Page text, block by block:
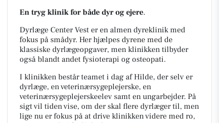
En tryg klinik for både dyr og ejere.
Dyrlæge Center Vest er en almen dyreklinik med
fokus på smådyr. Her hjælpes dyrene med de
klassiske dyrlægeopgaver, men klinikken tilbyder
også blandt andet fysioterapi og osteopati.
I klinikken består teamet i dag af Hilde, der selv er
dyrlæge, en veterinærsygeplejerske, en
veterinærsygeplejerskeelev samt en ungarbejder. På
sigt vil tiden vise, om der skal flere dyrlæger til, men
lige nu er fokus på at drive klinikken videre med ro,